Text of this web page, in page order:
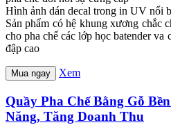
Hình ảnh dán decal trong in UV nổi
Sản phẩm có hệ khung xương chắc
cho pha chế các lớp học batender
đập cao
Mua ngay Xem
Quầy Pha Chế Bằng Gỗ
Năng, Tăng Doanh Thu